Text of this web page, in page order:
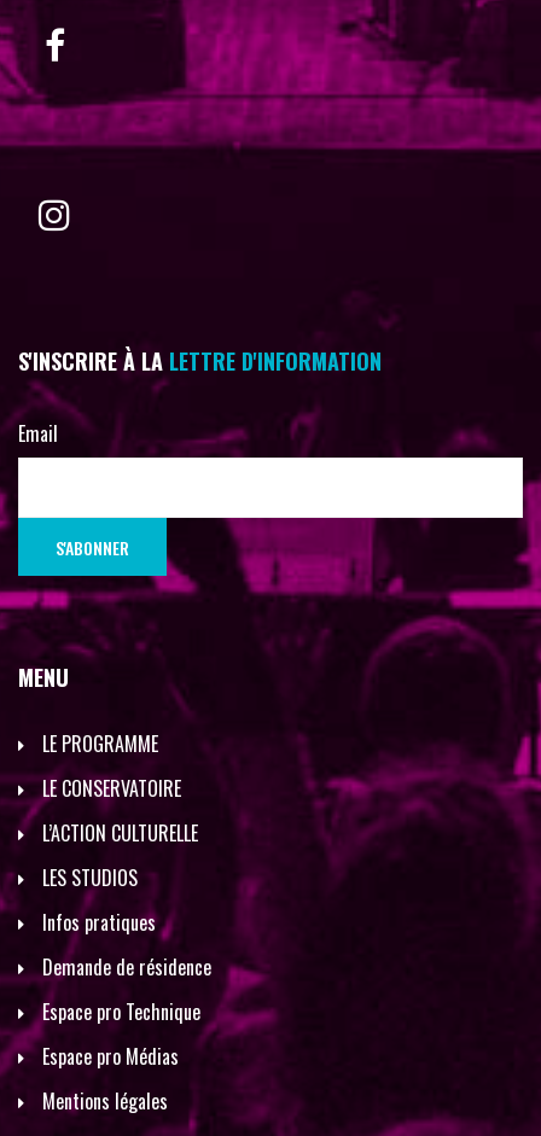
S'INSCRIRE À LA LETTRE D'INFORMATION
Email
MENU
LE PROGRAMME
LE CONSERVATOIRE
L’ACTION CULTURELLE
LES STUDIOS
Infos pratiques
Demande de résidence
Espace pro Technique
Espace pro Médias
Mentions légales